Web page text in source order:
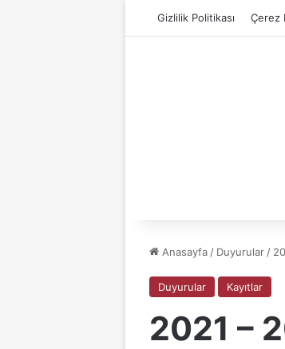
Gizlilik Politikası Çerez
Anasayfa / Duyurular /
Duyurular Kayıtlar
2021 –